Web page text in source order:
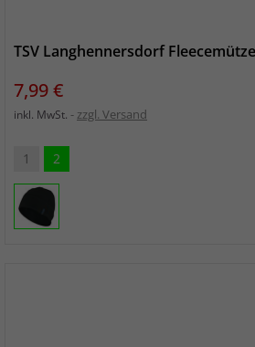
TSV Langhennersdorf
Preis
7,99 €
inkl. MwSt. zzgl. Versand
1 2